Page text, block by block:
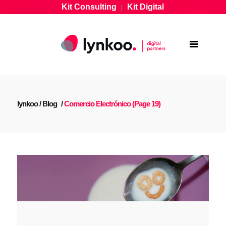
Kit Consulting|Kit Digital
lynkoo/Blog /Comercio Electrónico(Page 19)